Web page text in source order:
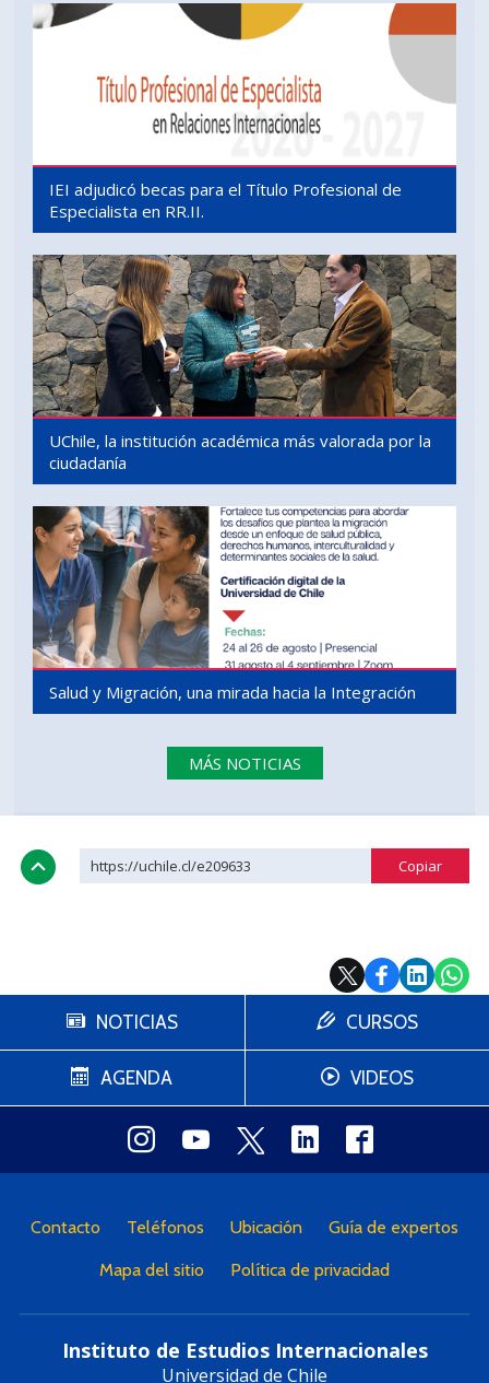
IEI adjudicó becas para el Título Profesional de
Especialista en RR.II.
UChile, la institución académica más valorada por la
ciudadanía
Salud y Migración, una mirada hacia la Integración
MÁS NOTICIAS
https://uchile.cl/e209633
NOTICIAS
AGENDA
CURSOS
VIDEOS
Contacto Teléfonos Ubicación Guía de expertos
Mapa del sitio Política de privacidad
Instituto de Estudios Internacionales
Universidad de Chile